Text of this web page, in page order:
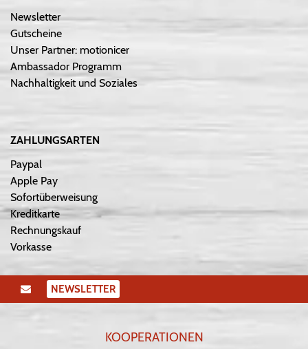
Newsletter
Gutscheine
Unser Partner: motionicer
Ambassador Programm
Nachhaltigkeit und Soziales
ZAHLUNGSARTEN
Paypal
Apple Pay
Sofortüberweisung
Kreditkarte
Rechnungskauf
Vorkasse
NEWSLETTER
KOOPERATIONEN